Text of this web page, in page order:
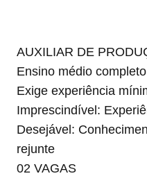
AUXILIAR DE
Ensino médio completo
Exige experiência
Imprescindível:
Desejável:
rejunte
02 VAGAS